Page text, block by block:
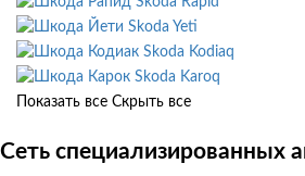
Skoda Yeti
Skoda Kodiaq
Skoda Karoq
Показать все Скрыть все
Сеть специализированных